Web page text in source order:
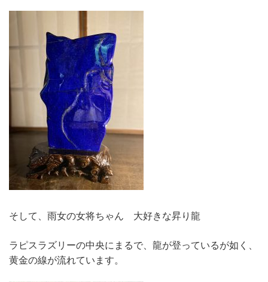
そして、雨女の女将ちゃん 大好きな昇り龍
ラピスラズリーの中央にまるで、龍が登っているが如く、
黄金の線が流れています。